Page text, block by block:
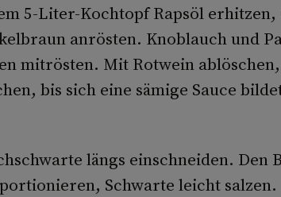
5-Liter-Kochtopf Rapsöl erhitzen,
anrösten. Knoblauch und
mitrösten. Mit Rotwein
bis sich eine sämige Sauce
längs einschneiden. Den
Schwarte leicht